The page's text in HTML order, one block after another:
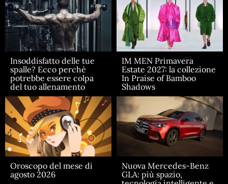
Insoddisfatto delle tue
spalle? Ecco perchè
potrebbe essere colpa
del tuo allenamento
IM MEN Primavera
Estate 2027: la collezione
In Praise of Bamboo
Shadows
Oroscopo del mese di
agosto 2026
Nuova Mercedes-Benz
GLA: più spazio,